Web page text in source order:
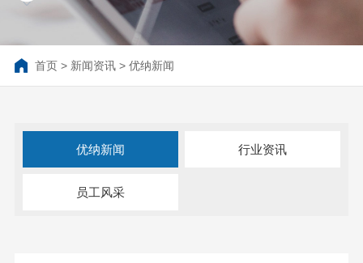
首页> 新闻资讯> 优纳新闻
优纳新闻 行业资讯
员工风采